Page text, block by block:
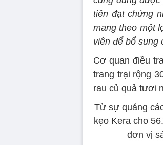
tiên đạt chứng
mang theo một
viên để bổ sung
Cơ quan điều
trang trại rộng
rau củ quả tươi
Từ sự quảng
kẹo Kera cho
đơn vị